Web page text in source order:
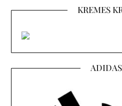
KREMES